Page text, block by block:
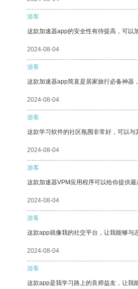
游客
这款加速器app的安全性有待提高，可以
2024-08-04
游客
这款加速器app简直是居家旅行必备神器
2024-08-04
游客
这款学习软件的社区氛围非常好，可以与
2024-08-04
游客
这款加速器VPM应用程序可以给你提供
2024-08-04
游客
这款app就像我的社交平台，让我能够与
2024-08-04
游客
这款app是我学习路上的良师益友，让我